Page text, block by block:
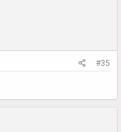
#35